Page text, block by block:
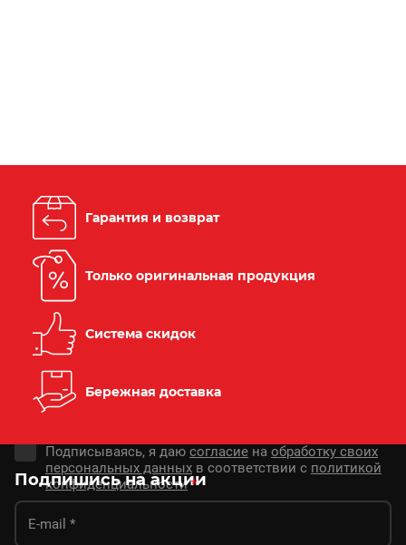
Гарантия и возврат
Только оригинальная продукция
Система скидок
Бережная доставка
Подпишись на акции
Подписываясь, я даю согласие на обработку своих
персональных данных в соответствии с политикой
конфиденциальности *